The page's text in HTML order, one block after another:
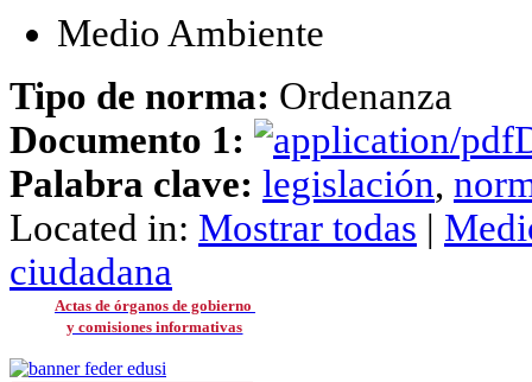
Medio Ambiente
Tipo de norma: Ordenanza
Documento 1:
Palabra clave: legislación,
Located in: Mostrar todas |
ciudadana
Actas de órganos de gobierno
y comisiones informativas